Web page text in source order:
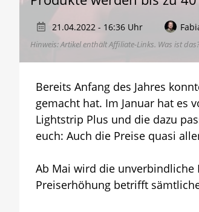
21.04.2022 - 16:36 Uhr
Hinweis: Artikel enthält Affiliate-Links. Was ist
Bereits Anfang des Jahres
gemacht hat. Im Januar hat es
Lightstrip Plus und die dazu
euch: Auch die Preise quasi
Ab Mai wird die unverbindliche
Preiserhöhung betrifft